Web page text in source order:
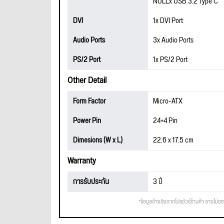
DVI
1x DVI Port
Audio Ports
3x Audio Ports
PS/2 Port
1x PS/2 Port
Other Detail
Form Factor
Micro-ATX
Power Pin
24+4 Pin
Dimesions (W x L)
22.6 x 17.5 cm
Warranty
การรับประกัน 3 ปี
*ข้อมูลอ้างอิงจากโปรชัวร์ร้านค้า อาจไม่